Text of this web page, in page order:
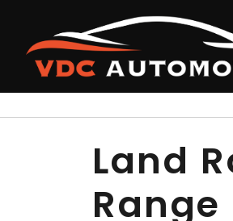
Terug naar
Land
Range